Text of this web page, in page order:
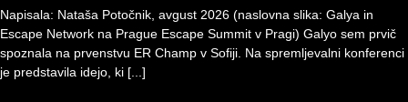
Napisala: Nataša Potočnik, avgust 2026 (naslovna slika: Galya in
Escape Network na Prague Escape Summit v Pragi) Galyo sem prvič
spoznala na prvenstvu ER Champ v Sofiji. Na spremljevalni konferenci
je predstavila idejo, ki [...]